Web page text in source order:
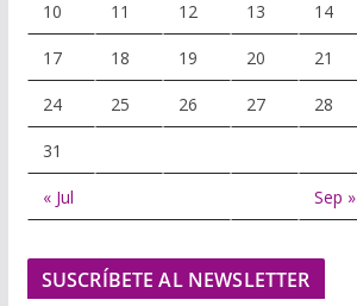
10 11 12 13 14
17 18 19 20 21
24 25 26 27 28
31
« Jul Sep »
SUSCRÍBETE AL NEWSLETTER